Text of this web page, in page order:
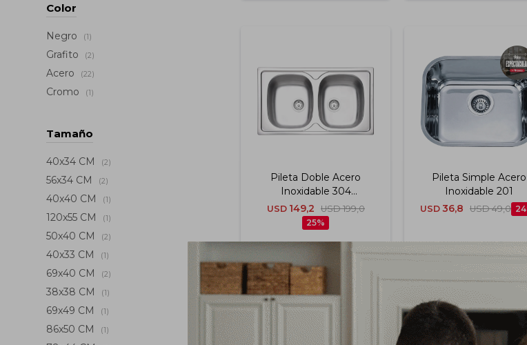
Pileta Doble Acero
Inoxidable 304
Terminación Mate 86x50
Cm Tramontina
USD 149,2 USD 199,0
25
Pileta Simple Acero
Inoxidable 201
USD 36,8 USD 49,0 24
Color
Negro (1)
Grafito (2)
Acero (22)
Cromo (1)
Tamaño
40x34 CM (2)
56x34 CM (2)
40x40 CM (1)
120x55 CM (1)
50x40 CM (2)
40x33 CM (1)
69x40 CM (2)
38x38 CM (1)
69x49 CM (1)
86x50 CM (1)